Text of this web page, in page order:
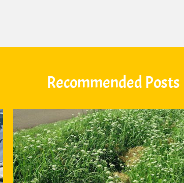
Recommended Posts